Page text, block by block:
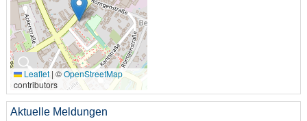
🔍
Leaflet | ©OpenStreetMap
contributors
Aktuelle Meldungen